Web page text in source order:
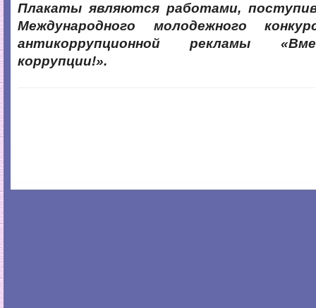
Плакаты являются работами,
Международного молодежного
антикоррупционной рекламы
коррупции!».